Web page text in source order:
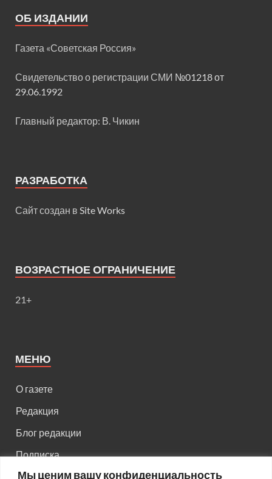
Мы ценим вашу конфиденциальность
ОБ ИЗДАНИИ
Газета «Советская Россия»
Свидетельство о регистрации СМИ №01218 от
29.06.1992
Главный редактор: В. Чикин
РАЗРАБОТКА
Сайт создан в Site Works
ВОЗРАСТНОЕ ОГРАНИЧЕНИЕ
21+
МЕНЮ
О газете
Редакция
Блог редакции
Подписка
Правила поведения на сайте